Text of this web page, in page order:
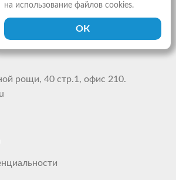
рощи, 40 стр.1, офис 210.
на использование файлов cookies.